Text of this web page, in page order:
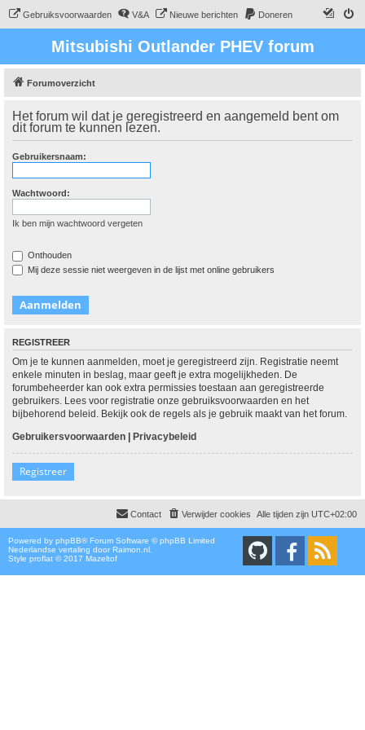
Gebruiksvoorwaarden V&A Nieuwe berichten Doneren
Mitsubishi Outlander PHEV forum
Forumoverzicht
Het forum wil dat je geregistreerd en aangemeld bent om
dit forum te kunnen lezen.
Gebruikersnaam:
Wachtwoord:
Ik ben mijn wachtwoord vergeten
Onthouden
Mij deze sessie niet weergeven in de lijst met online gebruikers
REGISTREER
Om je te kunnen aanmelden, moet je geregistreerd zijn. Registratie neemt
enkele minuten in beslag, maar geeft je extra mogelijkheden. De
forumbeheerder kan ook extra permissies toestaan aan geregistreerde
gebruikers. Lees voor registratie onze gebruiksvoorwaarden en het
bijbehorend beleid. Bekijk ook de regels als je gebruik maakt van het forum.
Gebruikersvoorwaarden | Privacybeleid
Registreer
Alle tijden zijn UTC+02:00
Verwijder cookies
Contact
Powered by phpBB® Forum Software © phpBB Limited
Nederlandse vertaling door Raimon.nl
Style proflat © 2017 Mazeltof